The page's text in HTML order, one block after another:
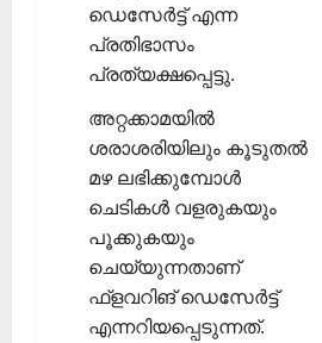
ഡെസേര്‍ട്ട് എന്ന
പ്രതിഭാസം
പ്രത്യക്ഷപ്പെട്ടു.
അറ്റക്കാമയില്‍
ശരാശരിയിലും കൂടുതല്‍
മഴ ലഭിക്കുമ്പോള്‍
ചെടികള്‍ വളരുകയും
പൂക്കുകയും
ചെയ്യുന്നതാണ്
ഫ്‌ളവറിങ് ഡെസേര്‍ട്ട്
എന്നറിയപ്പെടുന്നത്.